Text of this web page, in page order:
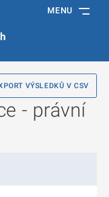
MENU
VÝSLEDKŮ V CSV
- právní